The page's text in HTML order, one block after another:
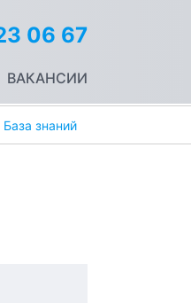
06 67
ВАКАНСИИ
База знаний